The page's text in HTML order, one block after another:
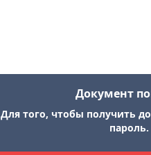
Документ
Для того, чтобы получить